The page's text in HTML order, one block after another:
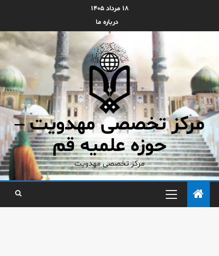
۱۸ مرداد ۱۴۰۵
درباره ما
مرکز تخصصی مهدویت –
حوزه علمیه قم
مرکز تخصصی مهدویت